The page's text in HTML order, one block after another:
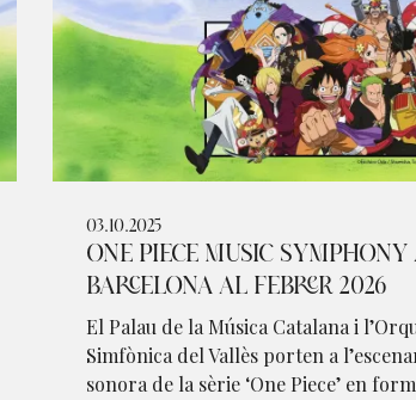
03.10.2025
ONE PIECE MUSIC
BARCELONA AL FEBRER 2026
El Palau de la Música Catalana i
Simfònica del Vallès porten a
sonora de la sèrie ‘One Piece’ en